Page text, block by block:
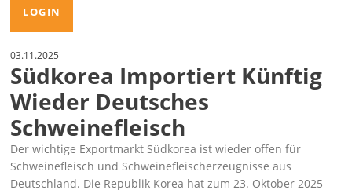
LOGIN
03.11.2025
Südkorea Importiert Künftig
Wieder Deutsches
Schweinefleisch
Der wichtige Exportmarkt Südkorea ist wieder offen für
Schweinefleisch und Schweinefleischerzeugnisse aus
Deutschland. Die Republik Korea hat zum 23. Oktober 2025